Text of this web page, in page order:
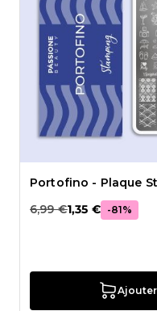
Portofino - Plaque
6,99 €1,35 € -81%
Ajouter